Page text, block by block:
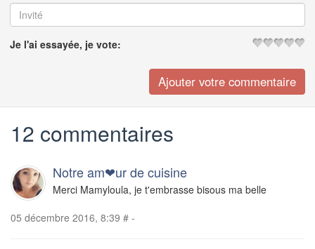
Je l'ai essayée, je vote:
12 commentaires
Notre am❤ur de cuisine
Merci Mamyloula, je t'embrasse bisous ma belle
05 décembre 2016, 8:39 # -